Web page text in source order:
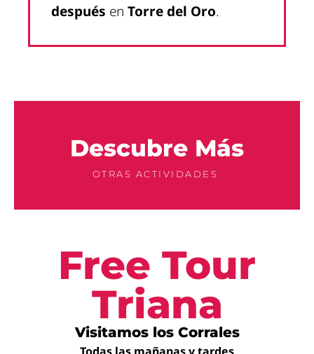
después en Torre del Oro.
Descubre Más
OTRAS ACTIVIDADES
Free Tour
Triana
Visitamos los Corrales